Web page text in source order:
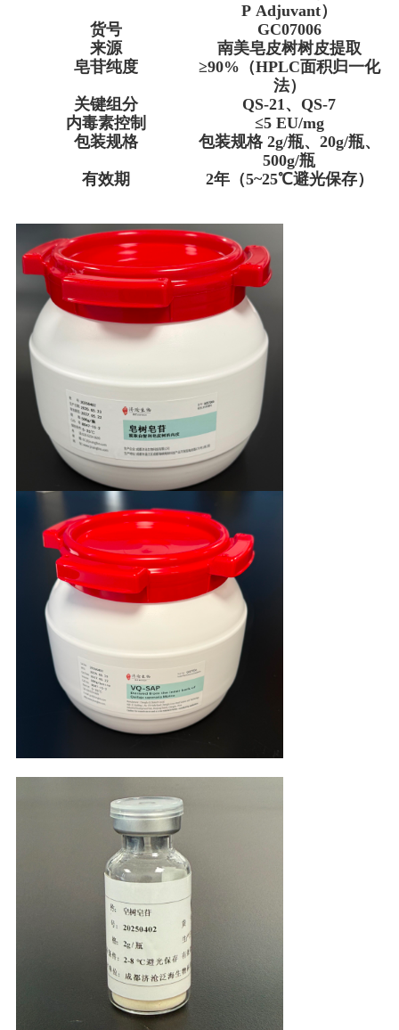
P Adjuvant）
货号
GC07006
来源
南美皂皮树树皮提取
皂苷纯度
≥90%（HPLC面积归一化
法）
关键组分
QS-21、QS-7
内毒素控制
≤5 EU/mg
包装规格
包装规格 2g/瓶、20g/瓶、
500g/瓶
有效期
2年（5~25℃避光保存）